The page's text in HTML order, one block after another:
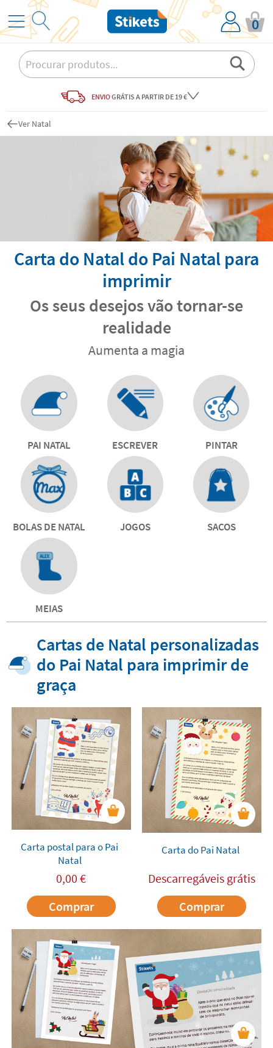
0
ENVIOGRÁTIS A PARTIR DE 19 €
Ver Natal
Carta do Natal do Pai Natal para
imprimir
Os seus desejos vão tornar-se
realidade
Aumenta a magia
PAI NATAL ESCREVER PINTAR
BOLAS DE NATAL JOGOS SACOS
MEIAS
Cartas de Natal personalizadas
do Pai Natal para imprimir de
graça
Carta postal para o Pai
Natal
0,00 €
Comprar
Carta do Pai Natal
Descarregáveis grátis
Comprar